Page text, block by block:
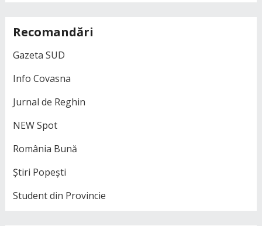
Recomandări
Gazeta SUD
Info Covasna
Jurnal de Reghin
NEW Spot
România Bună
Știri Popești
Student din Provincie